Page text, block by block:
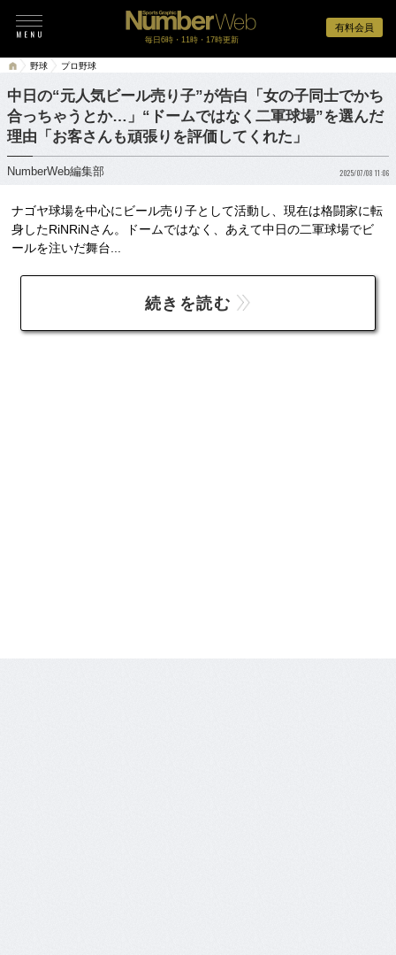
有料会員
毎日6時・11時・17時更新
野球 プロ野球
中日の“元人気ビール売り子”が告白「女の子同士でかち
合っちゃうとか…」“ドームではなく二軍球場”を選んだ
理由「お客さんも頑張りを評価してくれた」
NumberWeb編集部 2025/07/08 11:06
ナゴヤ球場を中心にビール売り子として活動し、現在は格闘家に転
身したRiNRiNさん。ドームではなく、あえて中日の二軍球場でビ
ールを注いだ舞台...
続きを読む